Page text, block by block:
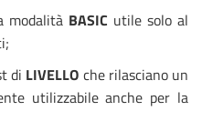
modalità BASIC utile solo al
di LIVELLO che rilasciano un
utilizzabile anche per la